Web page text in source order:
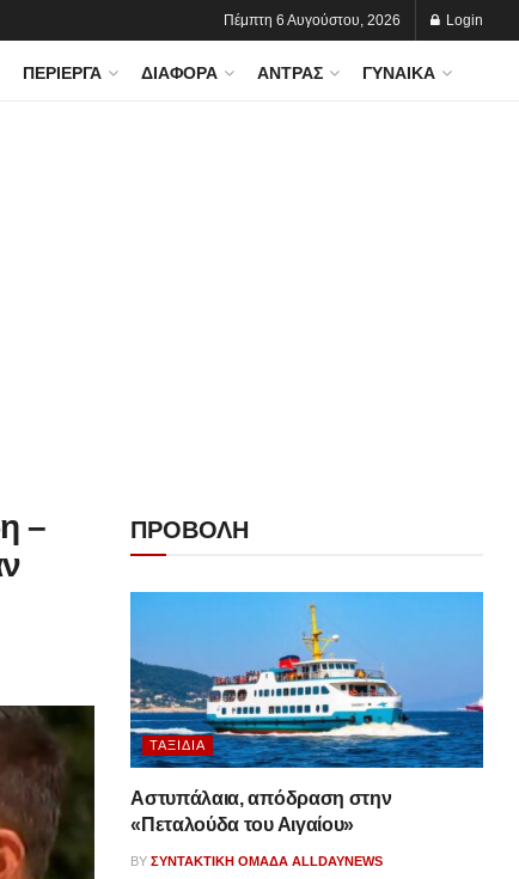
Πέμπτη 6 Αυγούστου, 2026 Login
ΠΕΡΊΕΡΓΑ ΔΙΆΦΟΡΑ ΆΝΤΡΑΣ ΓΥΝΑΊΚΑ
–
ΠΡΟΒΟΛΗ
ΤΑΞΊΔΙΑ
Αστυπάλαια, απόδραση στην
«Πεταλούδα του Αιγαίου»
BY ΣΥΝΤΑΚΤΙΚΉ ΟΜΆΔΑ ALLDAYNEWS